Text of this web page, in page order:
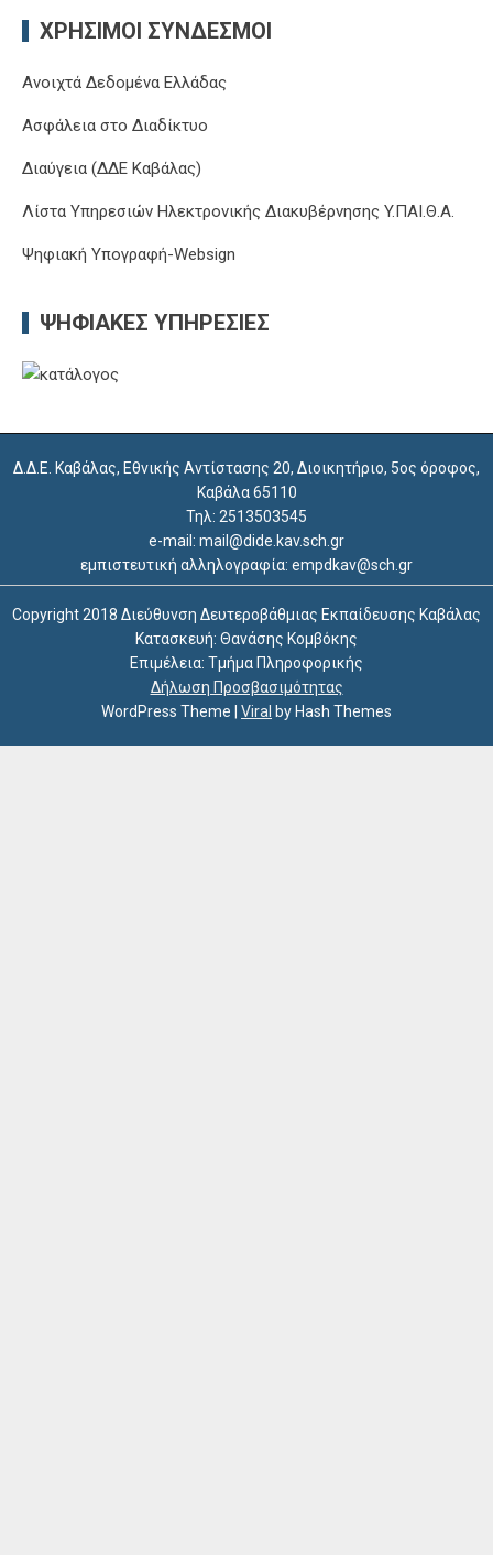
ΧΡΉΣΙΜΟΙ ΣΎΝΔΕΣΜΟΙ
Ανοιχτά Δεδομένα Ελλάδας
Ασφάλεια στο Διαδίκτυο
Διαύγεια (ΔΔΕ Καβάλας)
Λίστα Υπηρεσιών Ηλεκτρονικής Διακυβέρνησης Y.ΠΑΙ.Θ.Α.
Ψηφιακή Υπογραφή-Websign
ΨΗΦΙΑΚΈΣ ΥΠΗΡΕΣΊΕΣ
Δ.Δ.Ε. Καβάλας, Εθνικής Αντίστασης 20, Διοικητήριο, 5ος όροφος,
Καβάλα 65110
Τηλ: 2513503545
e-mail: mail@dide.kav.sch.gr
εμπιστευτική αλληλογραφία: empdkav@sch.gr
Copyright 2018 Διεύθυνση Δευτεροβάθμιας Εκπαίδευσης Καβάλας
Κατασκευή: Θανάσης Κομβόκης
Επιμέλεια: Τμήμα Πληροφορικής
Δήλωση Προσβασιμότητας
WordPress Theme | Viral by Hash Themes